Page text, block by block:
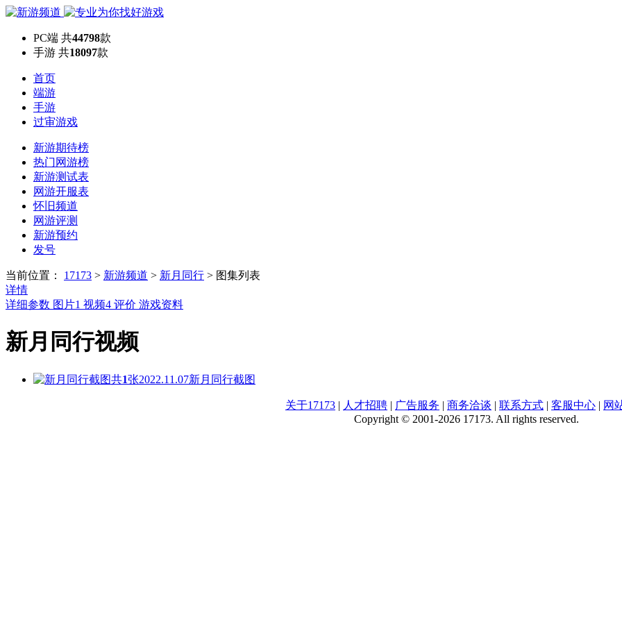
PC端 共44798款
手游 共18097款
首页
端游
手游
过审游戏
新游期待榜
热门网游榜
新游测试表
网游开服表
怀旧频道
网游评测
新游预约
发号
当前位置： 17173 > 新游频道 > 新月同行 > 图集列表
详情
详细参数 图片1 视频4 评价 游戏资料
新月同行视频
共1张2022.11.07新月同行截图
关于17173 | 人才招聘 | 广告服务 | 商务洽谈 | 联系方式 | 客服中心 | 网
Copyright © 2001-2026 17173. All rights reserved.